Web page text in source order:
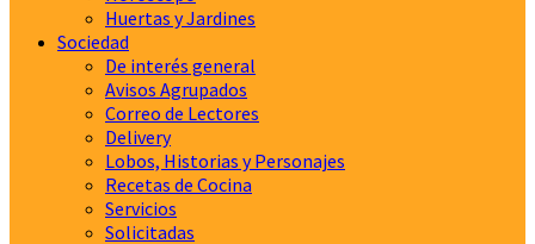
Huertas y Jardines
Sociedad
De interés general
Avisos Agrupados
Correo de Lectores
Delivery
Lobos, Historias y Personajes
Recetas de Cocina
Servicios
Solicitadas